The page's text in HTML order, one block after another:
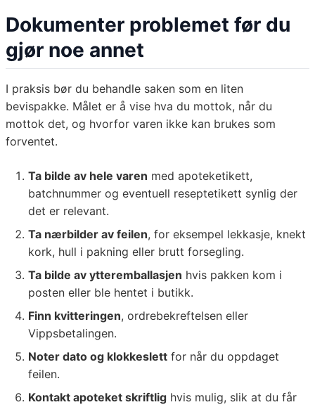
Dokumenter problemet før du
gjør noe annet
I praksis bør du behandle saken som en liten
bevispakke. Målet er å vise hva du mottok, når du
mottok det, og hvorfor varen ikke kan brukes som
forventet.
Ta bilde av hele varen med apoteketikett,
batchnummer og eventuell reseptetikett synlig der
det er relevant.
Ta nærbilder av feilen, for eksempel lekkasje, knekt
kork, hull i pakning eller brutt forsegling.
Ta bilde av ytteremballasjen hvis pakken kom i
posten eller ble hentet i butikk.
Finn kvitteringen, ordrebekreftelsen eller
Vippsbetalingen.
Noter dato og klokkeslett for når du oppdaget
feilen.
Kontakt apoteket skriftlig hvis mulig, slik at du får